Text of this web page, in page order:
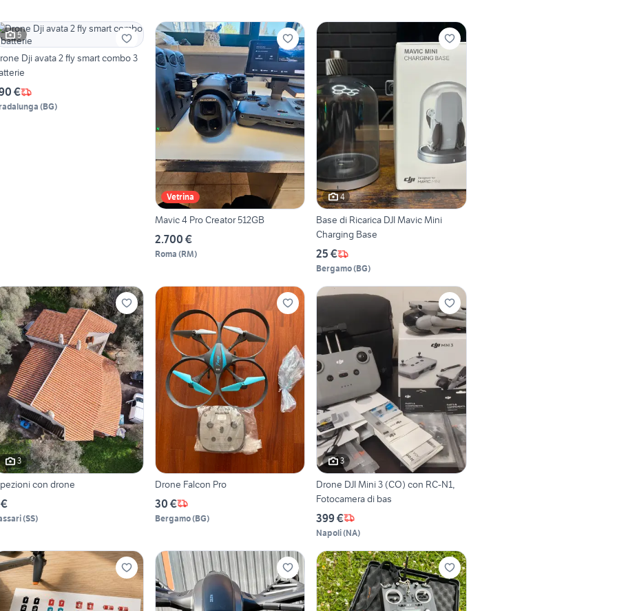
5
Dji avata 2 fly smart combo 3
€
(BG)
Vetrina
Mavic 4 Pro Creator 512GB
2.700 €
Roma (RM)
4
Base di Ricarica DJI Mavic Mini
Charging Base
25 €
Bergamo(BG)
3
con drone
(SS)
Drone Falcon Pro
30 €
Bergamo(BG)
3
Drone DJI Mini 3 (CO) con RC-N1,
Fotocamera di bas
399 €
Napoli(NA)